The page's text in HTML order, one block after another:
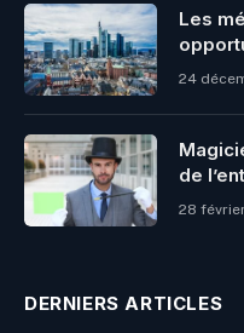
Les
24
de
28
DERNIERS ARTICLES